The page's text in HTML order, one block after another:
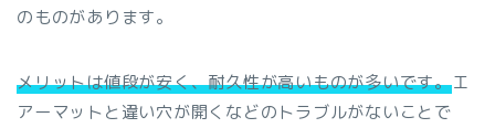
のものがあります。
メリットは値段が安く、耐久性が高いものが多いです。エ
アーマットと違い穴が開くなどのトラブルがないことで